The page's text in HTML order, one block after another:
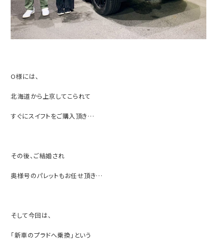
O様には、
北海道から上京してこられて
すぐにスイフトをご購入頂き…
その後、ご結婚され
奥様号のパレットもお任せ頂き…
そして今回は、
「新車のプラドへ乗換」という